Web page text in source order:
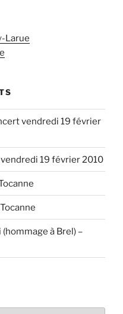
Larue
vendredi 19 février
19 février 2010
à Brel) –